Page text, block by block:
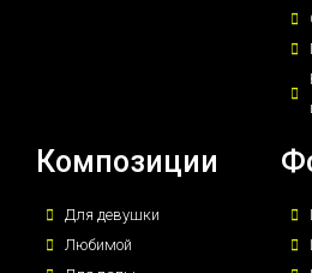
Композиции
Для девушки
Любимой